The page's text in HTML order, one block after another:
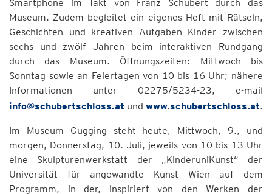
Smartphone im Takt von Franz Schubert durch das
Museum. Zudem begleitet ein eigenes Heft mit Rätseln,
Geschichten und kreativen Aufgaben Kinder zwischen
sechs und zwölf Jahren beim interaktiven Rundgang
durch das Museum. Öffnungszeiten: Mittwoch bis
Sonntag sowie an Feiertagen von 10 bis 16 Uhr; nähere
Informationen unter 02275/5234-23, e-mail
info@schubertschloss.at und www.schubertschloss.at.
Im Museum Gugging steht heute, Mittwoch, 9., und
morgen, Donnerstag, 10. Juli, jeweils von 10 bis 13 Uhr
eine Skulpturenwerkstatt der „KinderuniKunst“ der
Universität für angewandte Kunst Wien auf dem
Programm, in der, inspiriert von den Werken der